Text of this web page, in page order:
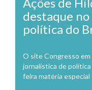
Ações de
destaque
política do
O site Congresso
jornalística de
feira matéria especial